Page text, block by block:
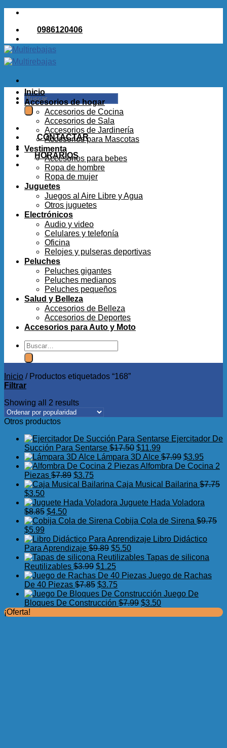
Saltar
contenido0986120406
Buscar
por:
CONTACTAR
HORARIOS
Inicio
Accesorios de hogar
Accesorios de Cocina
Accesorios de Sala
Accesorios de Jardinería
Accesorios para Mascotas
Vestimenta
Accesorios para bebes
Ropa de hombre
Ropa de mujer
Juguetes
Juegos al Aire Libre y Agua
Otros juguetes
Electrónicos
Audio y video
Celulares y telefonía
Oficina
Relojes y pulseras deportivas
Peluches
Peluches gigantes
Peluches medianos
Peluches pequeños
Salud y Belleza
Accesorios de Belleza
Accesorios de Deportes
Accesorios para Auto y Moto
Buscar
por:
Inicio /Productos etiquetados “168”
Filtrar
Showing all 2 results
Otros productos
Ejercitador De
Succión Para Sentarse $17.50 El
precio
original
$17.50.
$11.99
precio
actual
$11.99.
Lámpara 3D Alce $7.99 El
precio
era:
$3.95El
precio
es:
Alfombra De Cocina 2
Piezas $7.89 El
precio
era:
$3.75El
precio
es:
Caja Musical Bailarina $7.75
El
precio
original
era:
$7.75.
$3.50El
precio
actual
es:
Juguete Hada Voladora
$8.85 El
precio
era:
$8.85.
$4.50El
precio
es:
$4.50.
Cobija Cola de Sirena $9.75
El
precio
original
era:
$9.75.
$5.99
precio
actual
es:
$5.99.
Libro Didáctico
Para Aprendizaje $9.89 El
precio
original
era:
$9.89.
$5.50El
precio
es:
Tapas de silicona
Reutilizables $3.99 El
precio
original
era:
$3.99.
$1.25El
precio
actual
es:
$1.25.
Juego de Rachas
De 40 Piezas $7.85 El
precio
original
$3.75El
precio
actual
Juego De
Bloques De Construcción $7.99 El
$3.50El
¡Oferta!